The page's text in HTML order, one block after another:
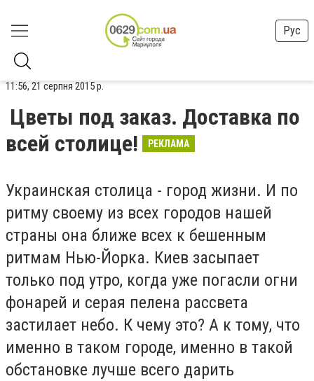
Рус
11:56, 21 серпня 2015 р.
Цветы под заказ. Доставка по
всей столице!
РЕКЛАМА
Украинская столица - город жизни. И по
ритму своему из всех городов нашей
страны она ближе всех к бешенным
ритмам Нью-Йорка. Киев засыпает
только под утро, когда уже погасли огни
фонарей и серая пелена рассвета
застилает небо. К чему это? А к тому, что
именно в таком городе, именно в такой
обстановке лучше всего дарить